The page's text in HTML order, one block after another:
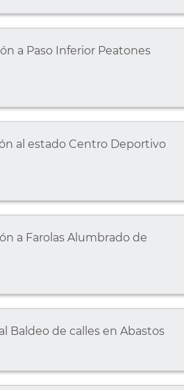
a Paso Inferior Peatones
al estado Centro Deportivo
a Farolas Alumbrado de
Baldeo de calles en Abastos